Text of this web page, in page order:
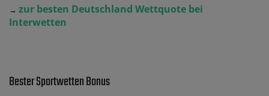
→ zur besten Deutschland Wettquote bei
Interwetten
Bester Sportwetten Bonus